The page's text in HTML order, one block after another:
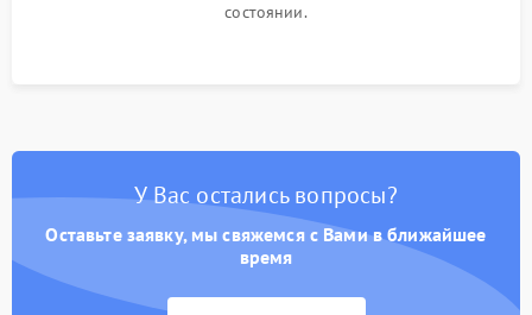
состоянии.
У Вас остались вопросы?
Оставьте заявку, мы свяжемся с Вами в ближайшее
время